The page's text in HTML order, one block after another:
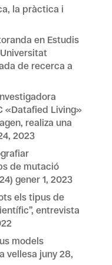
la pràctica i
en Estudis
de recerca a
«Datafied Living»
realiza una
2023
de mutació
gener 1, 2023
els tipus de
entrevista
models
vellesa juny 28,